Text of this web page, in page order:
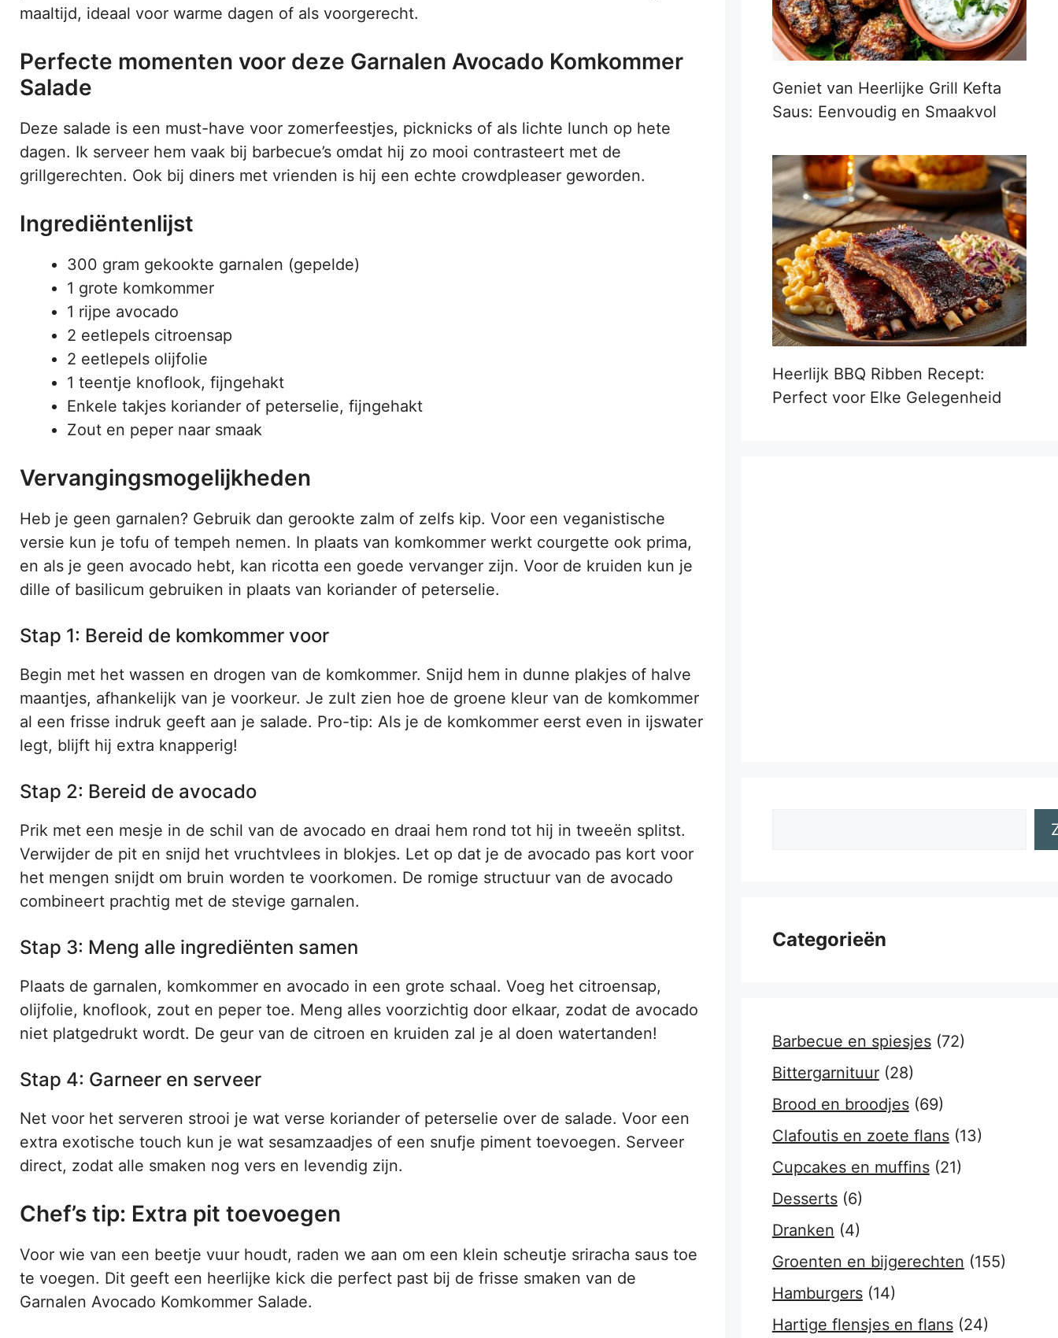
maaltijd, ideaal voor warme dagen of als voorgerecht.
Perfecte momenten voor deze Garnalen Avocado Komkommer
Salade
Deze salade is een must-have voor zomerfeestjes, picknicks of als lichte lunch op hete
dagen. Ik serveer hem vaak bij barbecue’s omdat hij zo mooi contrasteert met de
grillgerechten. Ook bij diners met vrienden is hij een echte crowdpleaser geworden.
Ingrediëntenlijst
300 gram gekookte garnalen (gepelde)
1 grote komkommer
1 rijpe avocado
2 eetlepels citroensap
2 eetlepels olijfolie
1 teentje knoflook, fijngehakt
Enkele takjes koriander of peterselie, fijngehakt
Zout en peper naar smaak
Vervangingsmogelijkheden
Heb je geen garnalen? Gebruik dan gerookte zalm of zelfs kip. Voor een veganistische
versie kun je tofu of tempeh nemen. In plaats van komkommer werkt courgette ook prima,
en als je geen avocado hebt, kan ricotta een goede vervanger zijn. Voor de kruiden kun je
dille of basilicum gebruiken in plaats van koriander of peterselie.
Stap 1: Bereid de komkommer voor
Begin met het wassen en drogen van de komkommer. Snijd hem in dunne plakjes of halve
maantjes, afhankelijk van je voorkeur. Je zult zien hoe de groene kleur van de komkommer
al een frisse indruk geeft aan je salade. Pro-tip: Als je de komkommer eerst even in ijswater
legt, blijft hij extra knapperig!
Stap 2: Bereid de avocado
Prik met een mesje in de schil van de avocado en draai hem rond tot hij in tweeën splitst.
Verwijder de pit en snijd het vruchtvlees in blokjes. Let op dat je de avocado pas kort voor
het mengen snijdt om bruin worden te voorkomen. De romige structuur van de avocado
combineert prachtig met de stevige garnalen.
Stap 3: Meng alle ingrediënten samen
Plaats de garnalen, komkommer en avocado in een grote schaal. Voeg het citroensap,
olijfolie, knoflook, zout en peper toe. Meng alles voorzichtig door elkaar, zodat de avocado
niet platgedrukt wordt. De geur van de citroen en kruiden zal je al doen watertanden!
Stap 4: Garneer en serveer
Net voor het serveren strooi je wat verse koriander of peterselie over de salade. Voor een
extra exotische touch kun je wat sesamzaadjes of een snufje piment toevoegen. Serveer
direct, zodat alle smaken nog vers en levendig zijn.
Chef’s tip: Extra pit toevoegen
Voor wie van een beetje vuur houdt, raden we aan om een klein scheutje sriracha saus toe
te voegen. Dit geeft een heerlijke kick die perfect past bij de frisse smaken van de
Garnalen Avocado Komkommer Salade.
Geniet van Heerlijke Grill Kefta
Saus: Eenvoudig en Smaakvol
Heerlijk BBQ Ribben Recept:
Perfect voor Elke Gelegenheid
Categorieën
Barbecue en spiesjes(72)
Bittergarnituur(28)
Brood en broodjes(69)
Clafoutis en zoete flans(13)
Cupcakes en muffins(21)
Desserts(6)
Dranken (4)
Groenten en bijgerechten (155)
Hamburgers(14)
Hartige flensjes en flans(24)